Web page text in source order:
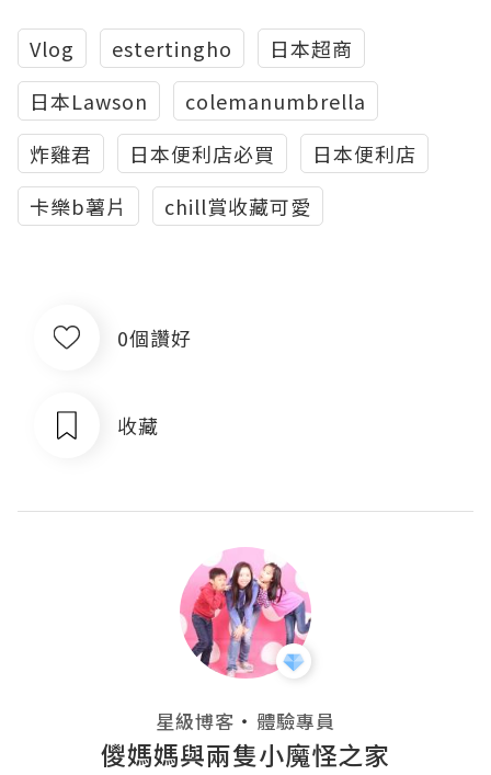
Vlog estertingho
日本超商
日本Lawson
colemanumbrella
炸雞君
日本便利店必買
日本便利店
卡樂b薯片
chill賞收藏可愛
0個讚好
收藏
星級博客 ・ 體驗專員
儍媽媽與兩隻小魔怪之家